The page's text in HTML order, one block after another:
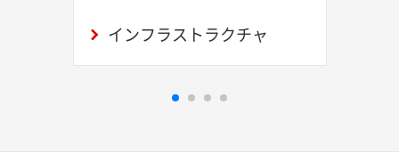
インフラストラクチャ